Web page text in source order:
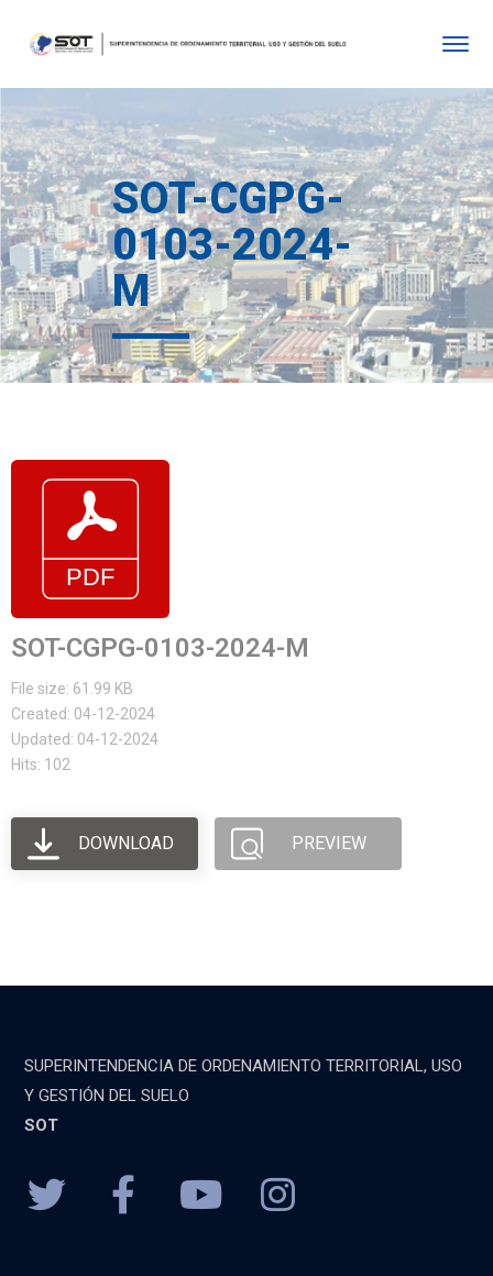
SOT-CGPG-
0103-2024-
M
SOT-CGPG-0103-2024-M
File size: 61.99 KB
Created: 04-12-2024
Updated: 04-12-2024
Hits: 102
DOWNLOAD PREVIEW
SUPERINTENDENCIA DE ORDENAMIENTO TERRITORIAL, USO
Y GESTIÓN DEL SUELO
SOT